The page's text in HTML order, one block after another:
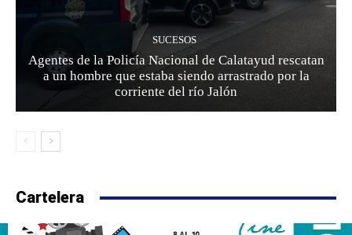
SUCESOS
Agentes de la Policía Nacional de Calatayud rescatan
a un hombre que estaba siendo arrastrado por la
corriente del río Jalón
Cartelera